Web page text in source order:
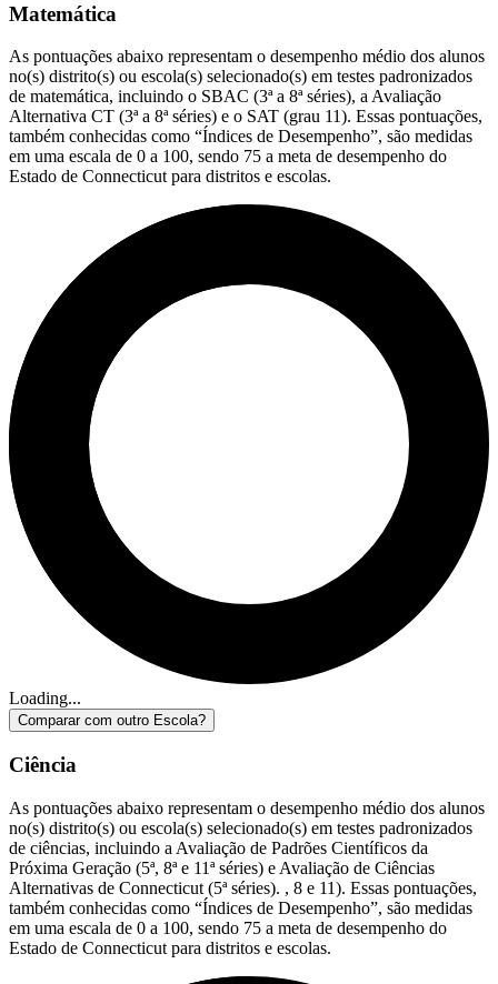
Matemática
As pontuações abaixo representam o desempenho médio dos alunos
no(s) distrito(s) ou escola(s) selecionado(s) em testes padronizados
de matemática, incluindo o SBAC (3ª a 8ª séries), a Avaliação
Alternativa CT (3ª a 8ª séries) e o SAT (grau 11). Essas pontuações,
também conhecidas como “Índices de Desempenho”, são medidas
em uma escala de 0 a 100, sendo 75 a meta de desempenho do
Estado de Connecticut para distritos e escolas.
Loading...
Comparar com outro Escola?
Ciência
As pontuações abaixo representam o desempenho médio dos alunos
no(s) distrito(s) ou escola(s) selecionado(s) em testes padronizados
de ciências, incluindo a Avaliação de Padrões Científicos da
Próxima Geração (5ª, 8ª e 11ª séries) e Avaliação de Ciências
Alternativas de Connecticut (5ª séries). , 8 e 11). Essas pontuações,
também conhecidas como “Índices de Desempenho”, são medidas
em uma escala de 0 a 100, sendo 75 a meta de desempenho do
Estado de Connecticut para distritos e escolas.